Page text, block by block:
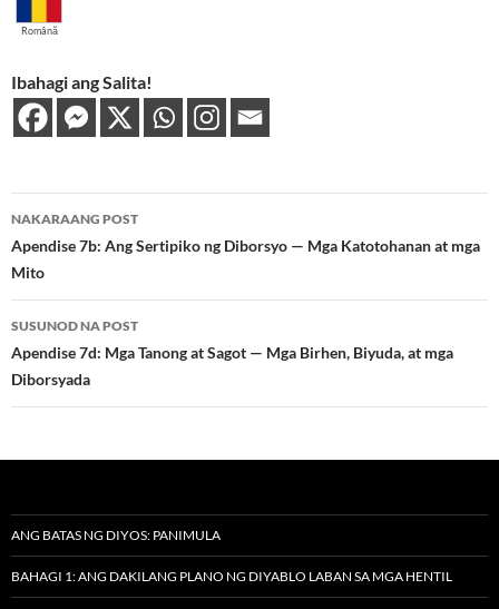
Română
Ibahagi ang Salita!
Post
navigation
NAKARAANG POST
Apendise 7b: Ang Sertipiko ng Diborsyo — Mga Katotohanan at mga
Mito
SUSUNOD NA POST
Apendise 7d: Mga Tanong at Sagot — Mga Birhen, Biyuda, at mga
Diborsyada
ANG BATAS NG DIYOS: PANIMULA
BAHAGI 1: ANG DAKILANG PLANO NG DIYABLO LABAN SA MGA HENTIL